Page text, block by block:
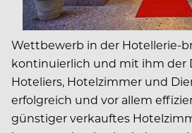
Wettbewerb in der Hotellerie-
kontinuierlich und mit ihm der
Hoteliers, Hotelzimmer und
erfolgreich und vor allem
günstiger verkauftes